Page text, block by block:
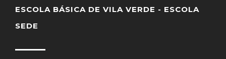
ESCOLA BÁSICA DE VILA VERDE - ESCOLA
SEDE